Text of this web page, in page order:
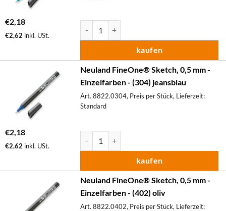
€2,18
€2,62 inkl. USt.
kaufen
Neuland FineOne® Sketch, 0,5 mm -
Einzelfarben - (304) jeansblau
Art. 8822.0304, Preis per Stück, Lieferzeit:
Standard
€2,18
€2,62 inkl. USt.
kaufen
Neuland FineOne® Sketch, 0,5 mm -
Einzelfarben - (402) oliv
Art. 8822.0402, Preis per Stück, Lieferzeit: